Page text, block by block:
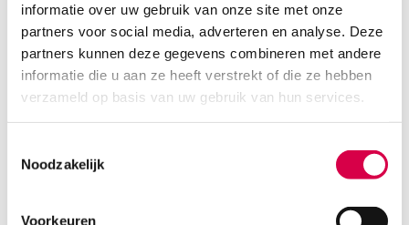
informatie over uw gebruik van onze site met onze
partners voor social media, adverteren en analyse. Deze
partners kunnen deze gegevens combineren met andere
informatie die u aan ze heeft verstrekt of die ze hebben
verzameld op basis van uw gebruik van hun services.
Noodzakelijk
Voorkeuren
Heine DELTA20T SLR fotoadapter, Canon (1)
HEINE
1 stuk, DELTA20T, onsteriel
3 tot 5 werkdagen